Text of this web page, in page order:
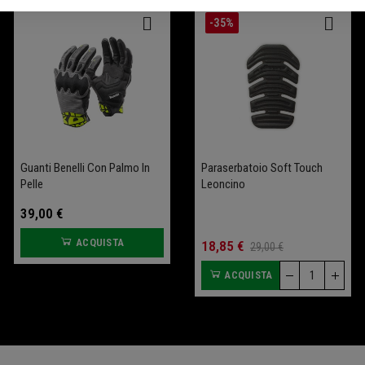
Guanti Benelli Con Palmo In
Pelle
39,00 €
ACQUISTA
Sella Comfort Leoncino
Bobber 400 (+2 Cm)
ACQUISTA
Salva Batteria Garage
70,00 € 93,33 €
-35%
Paraserbatoio Soft Touch
Leoncino
18,85 € 29,00 €
ACQUISTA